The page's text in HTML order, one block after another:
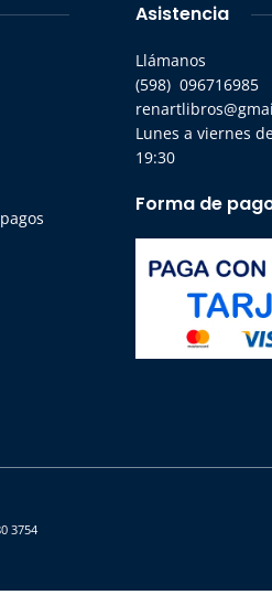
Asistencia
Llámanos
(598) 096716985
Lunes a viernes
19:30
Forma de
3754